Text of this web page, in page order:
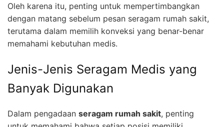
Oleh karena itu, penting untuk mempertimbangkan
dengan matang sebelum pesan seragam rumah sakit,
terutama dalam memilih konveksi yang benar-benar
memahami kebutuhan medis.
Jenis-Jenis Seragam Medis yang
Banyak Digunakan
Dalam pengadaan seragam rumah sakit, penting